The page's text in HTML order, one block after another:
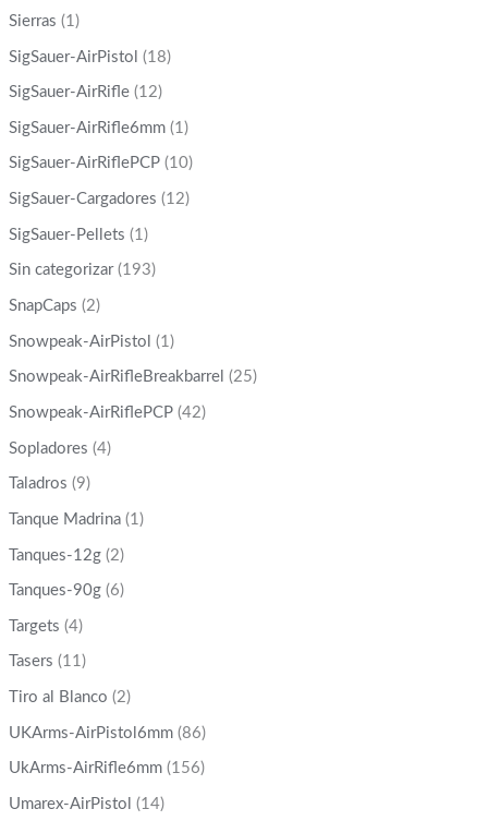
Sierras (1)
SigSauer-AirPistol (18)
SigSauer-AirRifle (12)
SigSauer-AirRifle6mm (1)
SigSauer-AirRiflePCP (10)
SigSauer-Cargadores (12)
SigSauer-Pellets (1)
Sin categorizar (193)
SnapCaps (2)
Snowpeak-AirPistol (1)
Snowpeak-AirRifleBreakbarrel (25)
Snowpeak-AirRiflePCP (42)
Sopladores (4)
Taladros (9)
Tanque Madrina (1)
Tanques-12g (2)
Tanques-90g (6)
Targets (4)
Tasers (11)
Tiro al Blanco (2)
UKArms-AirPistol6mm (86)
UkArms-AirRifle6mm (156)
Umarex-AirPistol (14)